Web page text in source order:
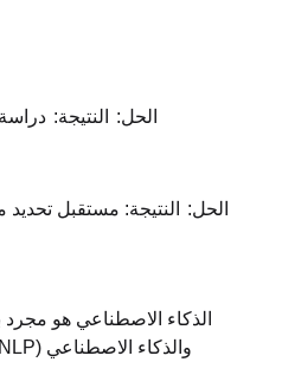
الحل: النتيجة: دراسة
الحل: النتيجة: مستقبل تحديد
الذكاء الاصطناعي هو مجرد